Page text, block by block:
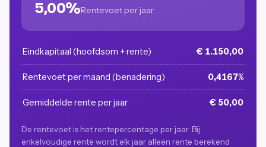
5,00%Rentevoet per jaar
Eindkapitaal (hoofdsom + rente) € 1.150,00
Rentevoet per maand (benadering) 0,4167%
Gemiddelde rente per jaar € 50,00
De rentevoet is het rentepercentage per jaar. Bij
enkelvoudige rente wordt elk jaar alleen rente berekend